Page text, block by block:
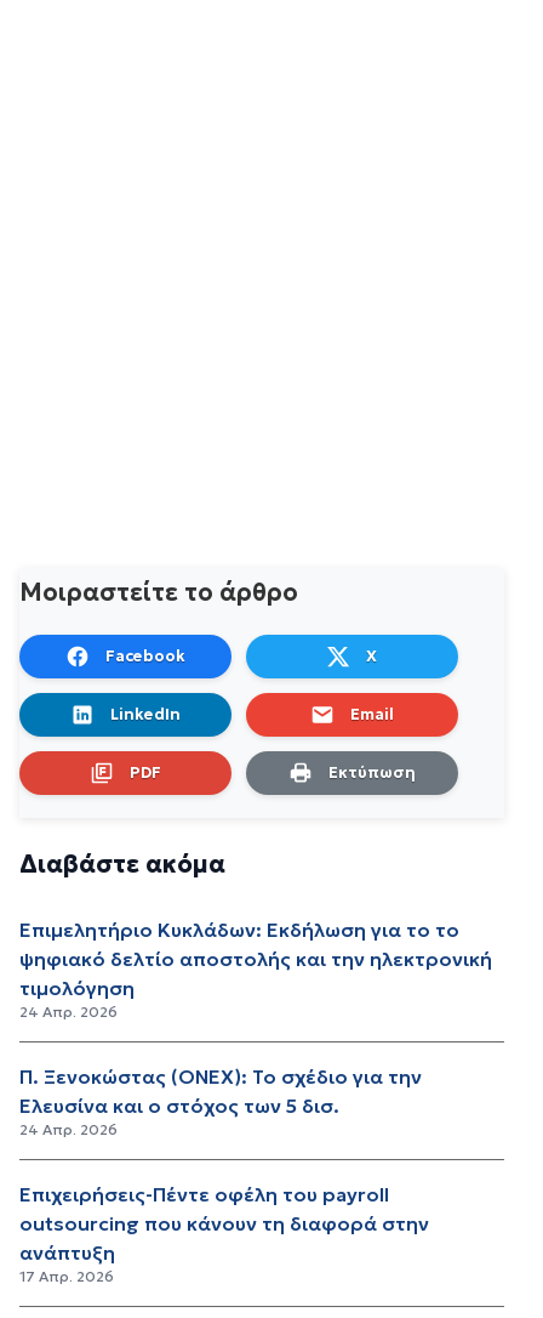
Μοιραστείτε το άρθρο
Facebook X
LinkedIn Email
PDF Εκτύπωση
Διαβάστε ακόμα
Επιμελητήριο Κυκλάδων: Εκδήλωση για το το
ψηφιακό δελτίο αποστολής και την ηλεκτρονική
τιμολόγηση
24 Απρ. 2026
Π. Ξενοκώστας (ONEX): Το σχέδιο για την
Ελευσίνα και ο στόχος των 5 δισ.
24 Απρ. 2026
Επιχειρήσεις-Πέντε οφέλη του payroll
outsourcing που κάνουν τη διαφορά στην
ανάπτυξη
17 Απρ. 2026